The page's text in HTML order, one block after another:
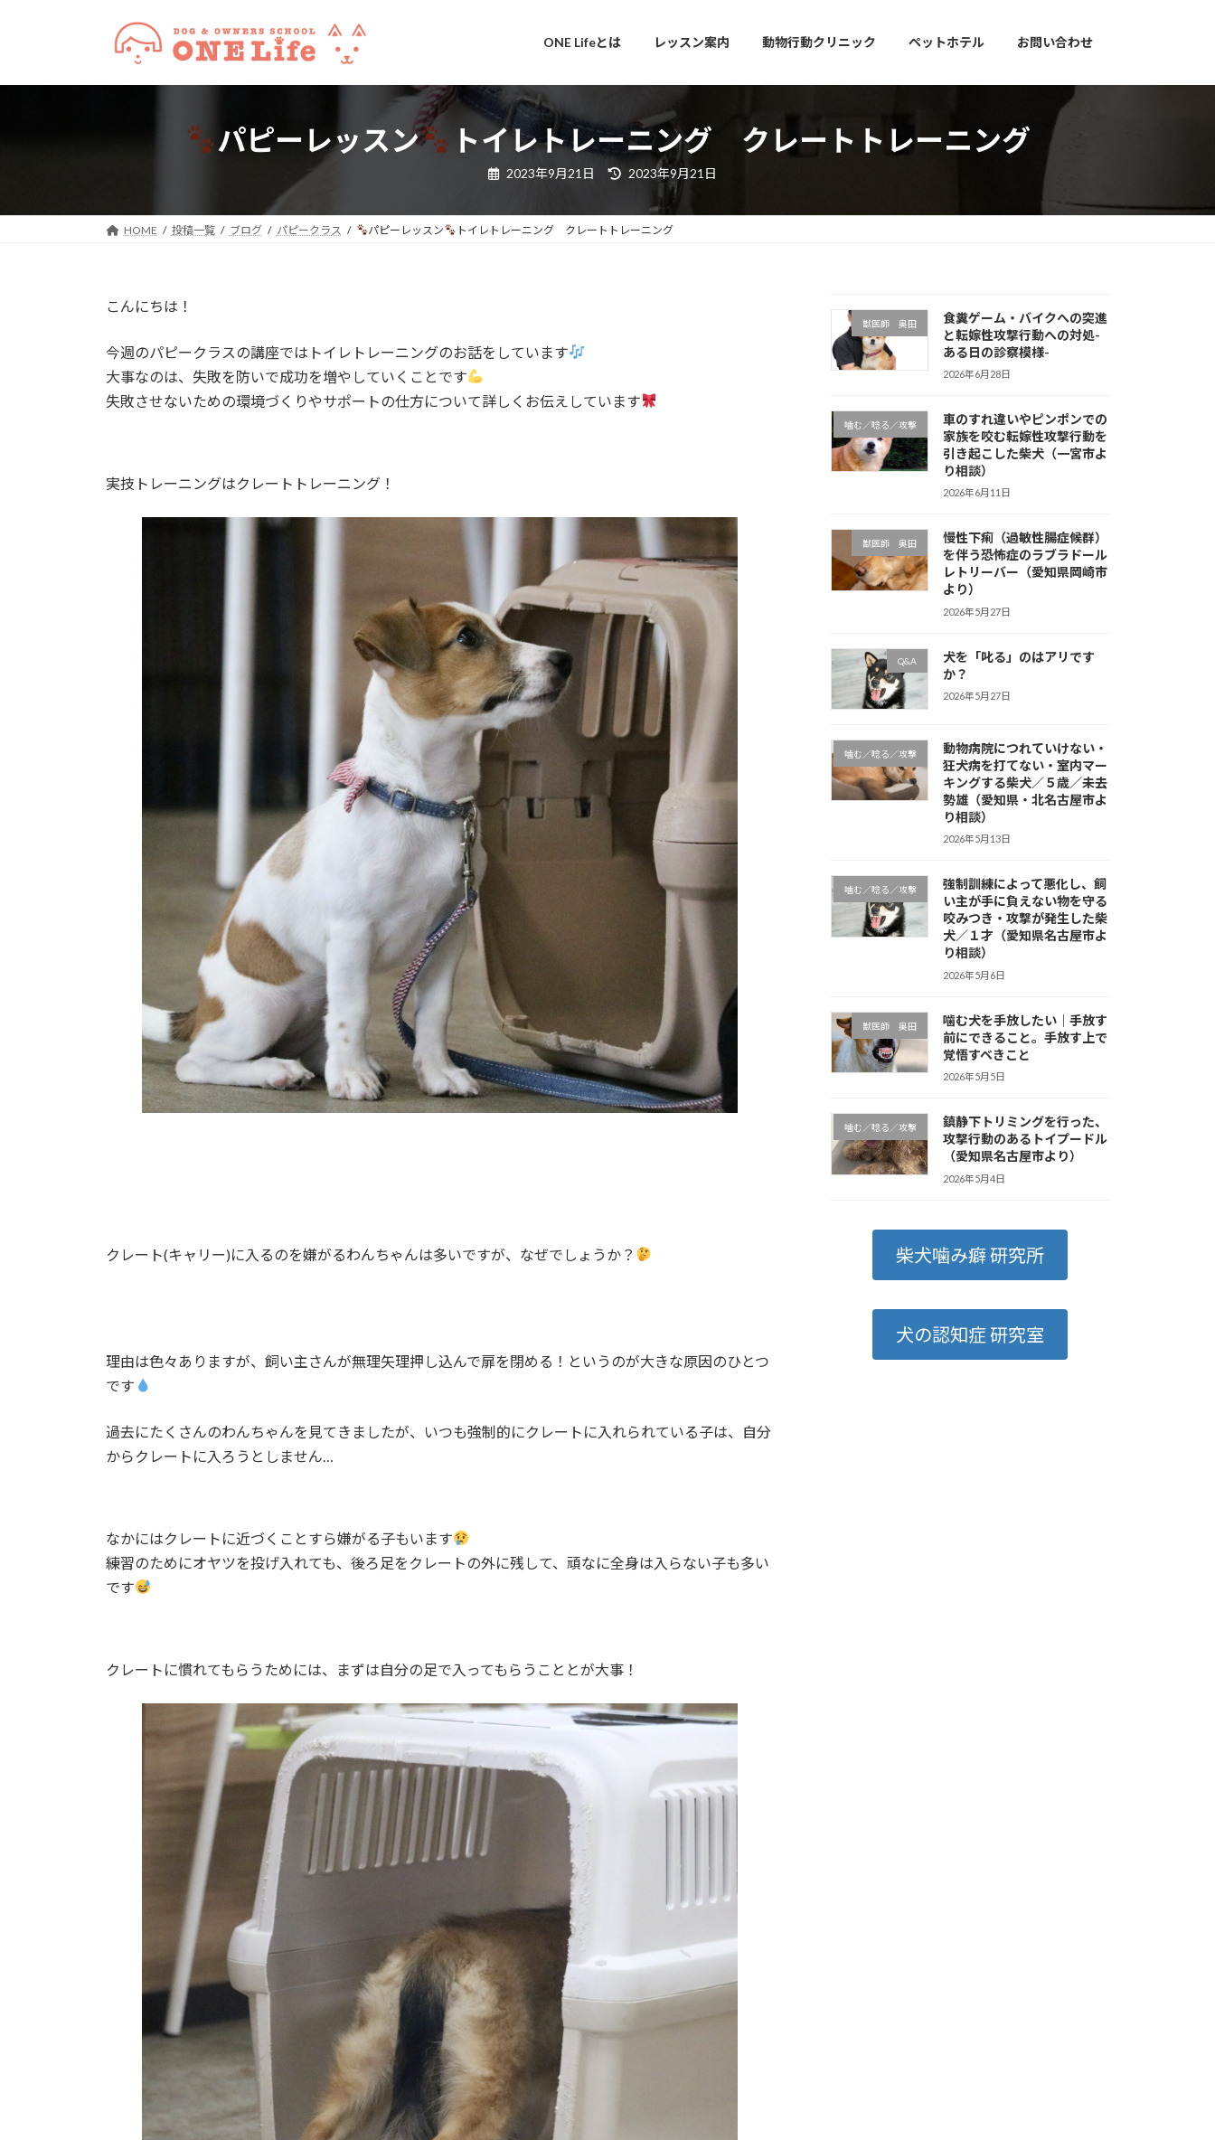
ONE Lifeとは レッスン案内 動物行動クリニック ペットホテル お問い合わせ
パピーレッスン トイレトレーニング クレートトレーニング
2023年9月21日
最
時
2023年9月21日
HOME 投稿一覧 ブログ パピークラス パピーレッスン トイレトレーニング クレートトレーニング
こんにちは！
今週のパピークラスの講座ではトイレトレーニングのお話をしています
大事なのは、失敗を防いで成功を増やしていくことです
失敗させないための環境づくりやサポートの仕方について詳しくお伝えしています
実技トレーニングはクレートトレーニング！
クレート(キャリー)に入るのを嫌がるわんちゃんは多いですが、なぜでしょうか？
理由は色々ありますが、飼い主さんが無理矢理押し込んで扉を閉める！というのが大きな原因のひとつ
です
過去にたくさんのわんちゃんを見てきましたが、いつも強制的にクレートに入れられている子は、自分
からクレートに入ろうとしません…
なかにはクレートに近づくことすら嫌がる子もいます
練習のためにオヤツを投げ入れても、後ろ足をクレートの外に残して、頑なに全身は入らない子も多い
です
クレートに慣れてもらうためには、まずは自分の足で入ってもらうこととが大事！
獣医師 奥田
食糞ゲーム・バイクへの突進
と転嫁性攻撃行動への対処-
ある日の診察模様-
2026年6月28日
噛む／唸る／攻撃
車のすれ違いやピンポンでの
家族を咬む転嫁性攻撃行動を
引き起こした柴犬（一宮市よ
り相談）
2026年6月11日
獣医師 奥田
慢性下痢（過敏性腸症候群）
を伴う恐怖症のラブラドール
レトリーバー（愛知県岡崎市
より）
2026年5月27日
Q&A
犬を「叱る」のはアリです
か？
2026年5月27日
噛む／唸る／攻撃
動物病院につれていけない・
狂犬病を打てない・室内マー
キングする柴犬／５歳／未去
勢雄（愛知県・北名古屋市よ
り相談）
2026年5月13日
噛む／唸る／攻撃
強制訓練によって悪化し、飼
い主が手に負えない物を守る
咬みつき・攻撃が発生した柴
犬／１才（愛知県名古屋市よ
り相談）
2026年5月6日
獣医師 奥田
噛む犬を手放したい｜手放す
前にできること。手放す上で
覚悟すべきこと
2026年5月5日
噛む／唸る／攻撃
鎮静下トリミングを行った、
攻撃行動のあるトイプードル
（愛知県名古屋市より）
2026年5月4日
柴犬噛み癖 研究所
犬の認知症 研究室